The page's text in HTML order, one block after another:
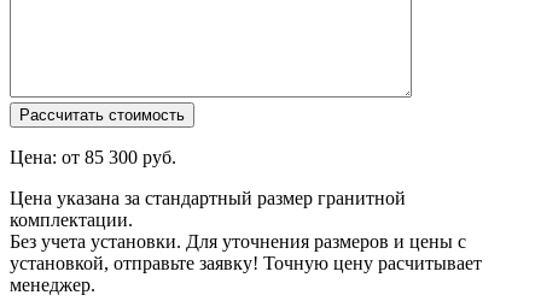
Цена: от 85 300 руб.
Цена указана за стандартный размер гранитной
комплектации.
Без учета установки. Для уточнения размеров и цены с
установкой, отправьте заявку! Точную цену расчитывает
менеджер.